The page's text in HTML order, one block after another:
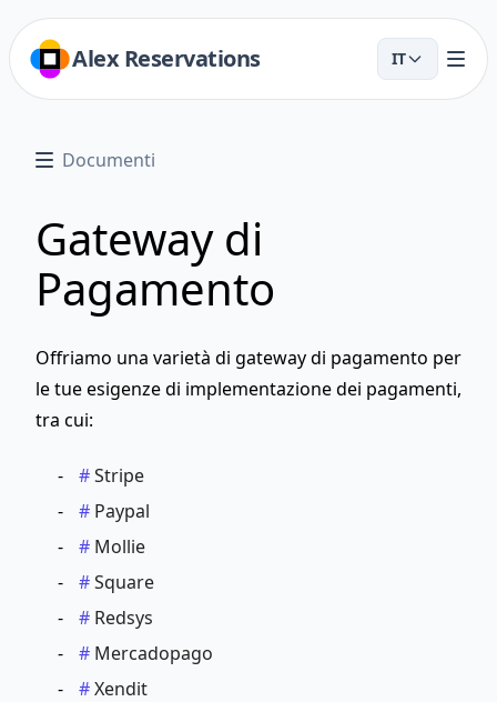
Alex Reservations IT
Documenti
Gateway di
Pagamento
Offriamo una varietà di gateway di pagamento per
le tue esigenze di implementazione dei pagamenti,
tra cui:
Stripe
Paypal
Mollie
Square
Redsys
Mercadopago
Xendit